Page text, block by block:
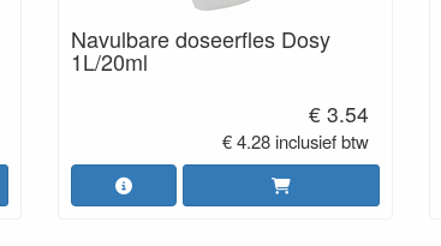
Navulbare doseerfles Dosy
1L/20ml
€ 3.54
€ 4.28 inclusief btw